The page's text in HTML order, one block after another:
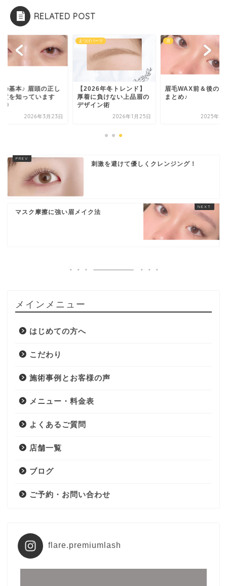
RELATED POST
の基本♪ 眉頭の正し
置を知っています
◎
2026年3月23日
まつげパーマ
【2026年冬トレンド】
厚着に負けない上品眉の
デザイン術
2026年1月25日
眉
眉毛WAX前＆後の
まとめ♪
2025年9
刺激を避けて優しくクレンジング！
マスク摩擦に強い眉メイク法
メインメニュー
はじめての方へ
こだわり
施術事例とお客様の声
メニュー・料金表
よくあるご質問
店舗一覧
ブログ
ご予約・お問い合わせ
flare.premiumlash